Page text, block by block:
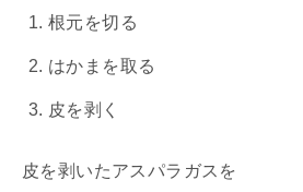
根元を切る
はかまを取る
皮を剥く
皮を剥いたアスパラガスを